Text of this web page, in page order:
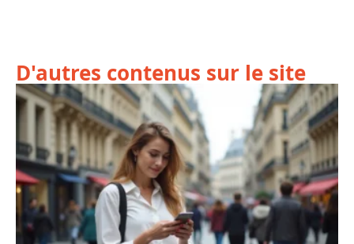
D'autres contenus sur le site